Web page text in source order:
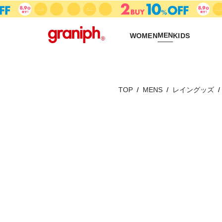
WOMENMENKIDS
TOP MENS レイングッズ